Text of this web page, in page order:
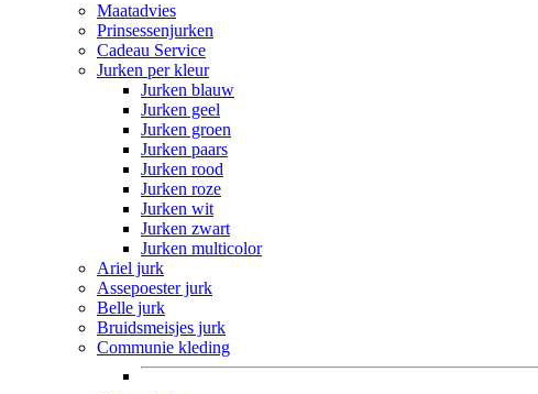
Maatadvies
Prinsessenjurken
Cadeau Service
Jurken per kleur
Jurken blauw
Jurken geel
Jurken groen
Jurken paars
Jurken rood
Jurken roze
Jurken wit
Jurken zwart
Jurken multicolor
Ariel jurk
Assepoester jurk
Belle jurk
Bruidsmeisjes jurk
Communie kleding